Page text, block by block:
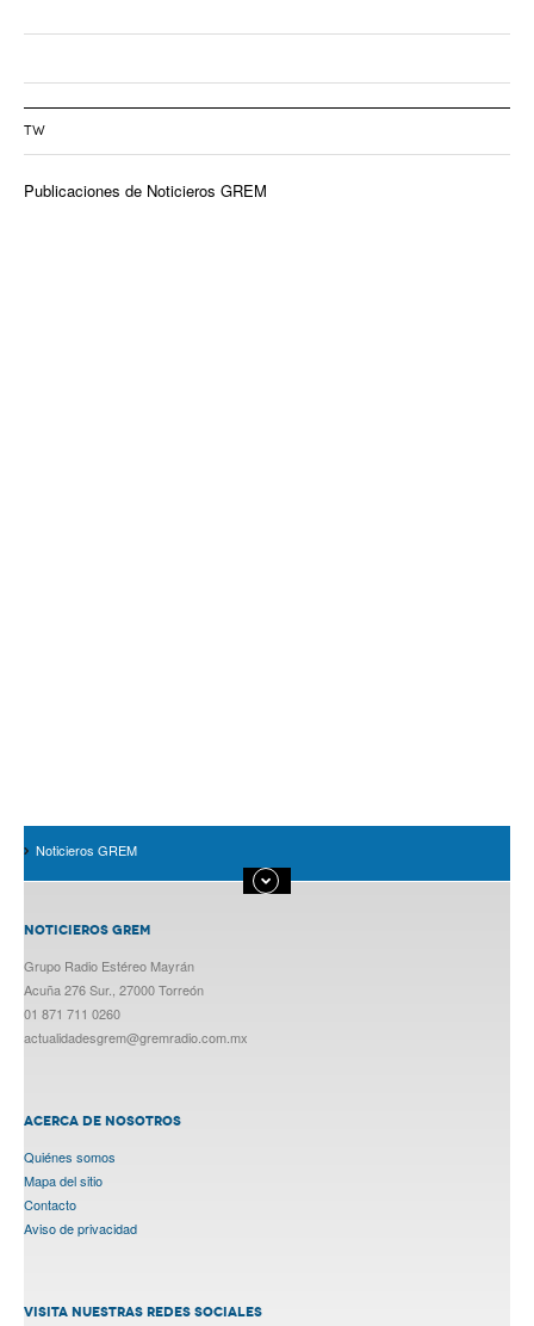
TW
Publicaciones de Noticieros GREM
Noticieros GREM
NOTICIEROS GREM
Grupo Radio Estéreo Mayrán
Acuña 276 Sur., 27000 Torreón
01 871 711 0260
actualidadesgrem@gremradio.com.mx
ACERCA DE NOSOTROS
Quiénes somos
Mapa del sitio
Contacto
Aviso de privacidad
VISITA NUESTRAS REDES SOCIALES